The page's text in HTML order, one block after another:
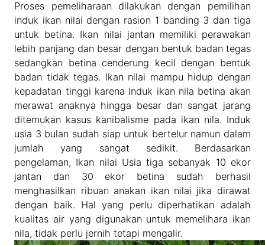
Proses pemeliharaan dilakukan dengan pemilihan
induk ikan nilai dengan rasion 1 banding 3 dan tiga
untuk betina. Ikan nilai jantan memiliki perawakan
lebih panjang dan besar dengan bentuk badan tegas
sedangkan betina cenderung kecil dengan bentuk
badan tidak tegas. Ikan nilai mampu hidup dengan
kepadatan tinggi karena Induk ikan nila betina akan
merawat anaknya hingga besar dan sangat jarang
ditemukan kasus kanibalisme pada ikan nila. Induk
usia 3 bulan sudah siap untuk bertelur namun dalam
jumlah yang sangat sedikit. Berdasarkan
pengelaman, Ikan nilai Usia tiga sebanyak 10 ekor
jantan dan 30 ekor betina sudah berhasil
menghasilkan ribuan anakan ikan nilai jika dirawat
dengan baik. Hal yang perlu diperhatikan adalah
kualitas air yang digunakan untuk memelihara ikan
nila, tidak perlu jernih tetapi mengalir.